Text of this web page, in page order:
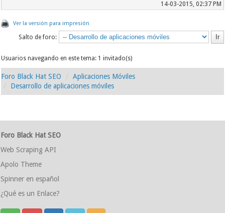
14-03-2015, 02:37 PM
Ver la versión para impresión
Salto de foro:
Usuarios navegando en este tema: 1 invitado(s)
Foro Black Hat SEO
Aplicaciones Móviles
Desarrollo de aplicaciones móviles
Foro Black Hat SEO
Web Scraping API
Apolo Theme
Spinner en español
¿Qué es un Enlace?